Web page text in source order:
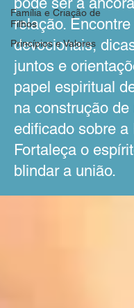
Família e Criação de
Filhos
Princípios e Valores
relação. Encontre
devocionais,
juntos e
papel espiritual
na construção de
edificado sobre a
Fortaleça o
blindar a união.